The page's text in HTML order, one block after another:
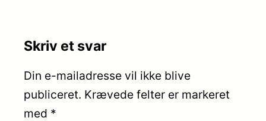
Skriv et svar
Din e-mailadresse vil ikke blive
publiceret. Krævede felter er markeret
med *